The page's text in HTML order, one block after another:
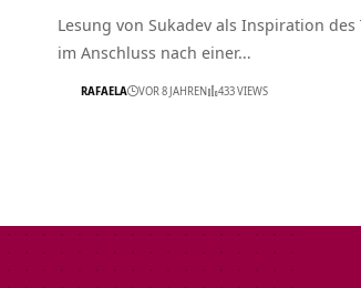
Lesung von Sukadev als Inspiration des
im Anschluss nach einer…
RAFAELA VOR 8 JAHREN 433 VIEWS